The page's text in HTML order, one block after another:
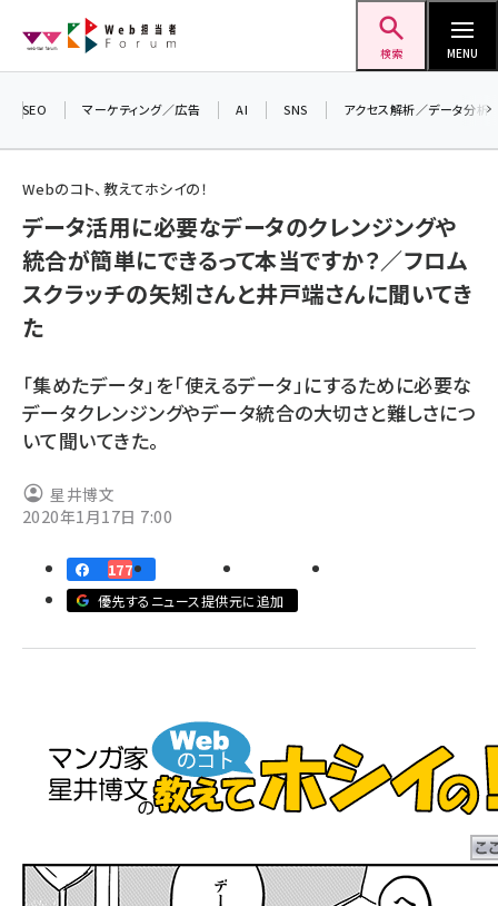
ン
検索 MENU
seo (3516)
ai (2799)
note (2308)
セミナー (2296)
z世代 (1617)
meo (1274)
SEO マーケティング／広告 AI SNS アクセス解析／データ分析
Webのコト、教えてホシイの！
データ活用に必要なデータのクレンジングや
統合が簡単にできるって本当ですか？／フロム
スクラッチの矢矧さんと井戸端さんに聞いてき
た
「集めたデータ」を「使えるデータ」にするために必要な
データクレンジングやデータ統合の大切さと難しさにつ
いて聞いてきた。
星井博文
2020年1月17日 7:00
177
優先するニュース提供元に追加